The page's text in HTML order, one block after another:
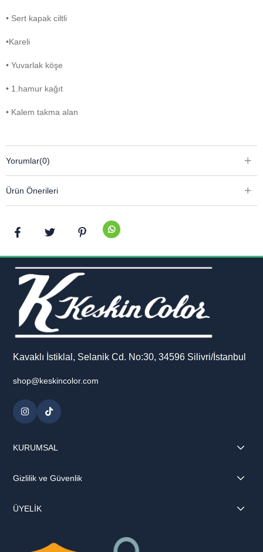
• Sert kapak ciltli
•Kareli
• Yuvarlak köşe
• 1.hamur kağıt
• Kalem takma alan
Yorumlar(0)
Ürün Önerileri
Kavaklı İstiklal, Selanik Cd. No:30, 34596 Silivri/İstanbul
shop@keskincolor.com
KURUMSAL
Gizlilik ve Güvenlik
ÜYELİK